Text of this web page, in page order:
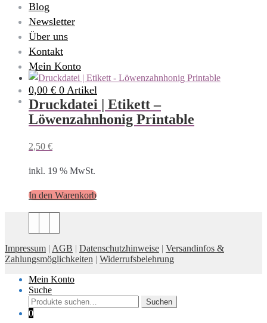
Blog
Newsletter
Über uns
Kontakt
Mein Konto
0,00 € 0 Artikel
Druckdatei | Etikett –
Löwenzahnhonig Printable
2,50 €
inkl. 19 % MwSt.
In den Warenkorb
Impressum | AGB | Datenschutzhinweise | Versandinfos &
Zahlungsmöglichkeiten | Widerrufsbelehrung
Mein Konto
Suche
Suche
nach:
Suchen
0